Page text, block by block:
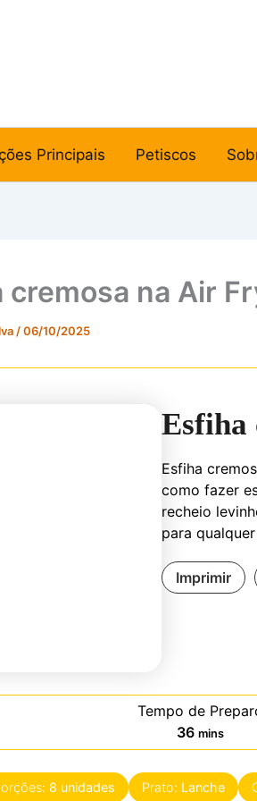
Principais Petiscos
cremosa na Air
/06/10/2025
Esfiha
Esfiha
como fazer
recheio
para
Imprimir
Tempo de
36minutes
mins
8 unidades Prato: Lanche